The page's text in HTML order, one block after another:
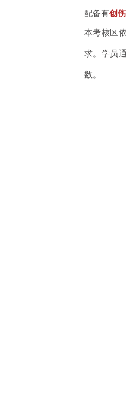
配备有创
本考核区
求。学员
数。